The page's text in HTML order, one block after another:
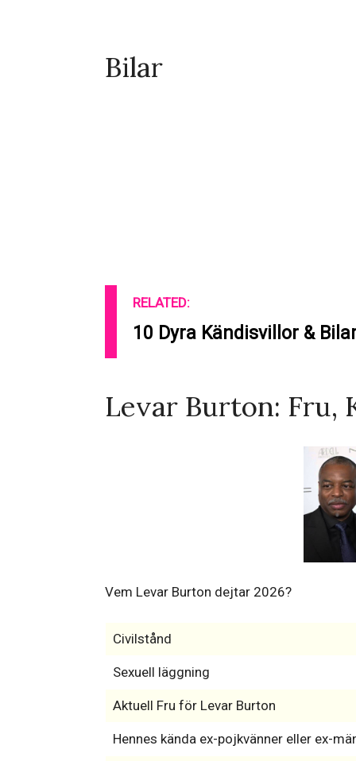
Bilar
RELATED:
10 Dyra Kändisvillor &
Levar Burton: Fru,
Vem Levar Burton dejtar 2026?
Civilstånd
Sexuell läggning
Aktuell Fru för Levar Burton
Hennes kända ex-pojkvänner eller ex-